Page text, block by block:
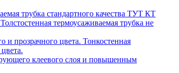
трубка стандартного качества ТУТ КТ
Толстостенная термоусаживаемая трубка не
Тонкостенная